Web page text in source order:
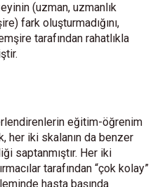
(uzman, uzmanlık
fark oluşturmadığını,
tarafından rahatlıkla
eğitim-öğrenim
her iki skalanın da benzer
saptanmıştır. Her iki
tarafından “çok kolay”
hasta başında